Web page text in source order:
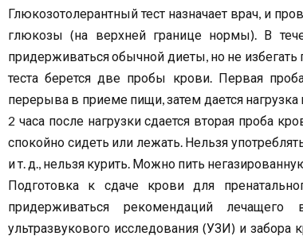
Глюкозотолерантный тест назначает врач, и
глюкозы (на верхней границе нормы). В
придерживаться обычной диеты, но не
теста берется две пробы крови. Первая
перерыва в приеме пищи, затем дается
2 часа после нагрузки сдается вторая проба
спокойно сидеть или лежать. Нельзя
и т. д., нельзя курить. Можно пить
Подготовка к сдаче крови для
придерживаться рекомендаций
ультразвукового исследования (УЗИ) и